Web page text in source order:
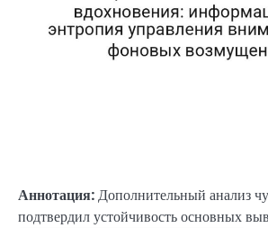
Аннотация:Дополнительный анализ
подтвердил устойчивость основных